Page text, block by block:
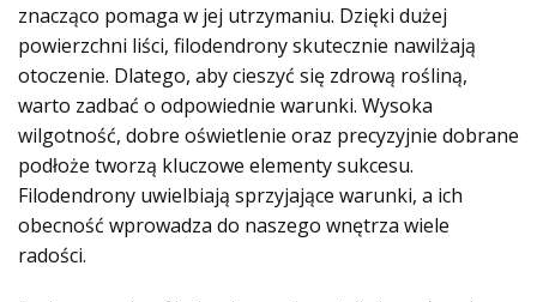
znacząco pomaga w jej utrzymaniu. Dzięki dużej
powierzchni liści, filodendrony skutecznie nawilżają
otoczenie. Dlatego, aby cieszyć się zdrową rośliną,
warto zadbać o odpowiednie warunki. Wysoka
wilgotność, dobre oświetlenie oraz precyzyjnie dobrane
podłoże tworzą kluczowe elementy sukcesu.
Filodendrony uwielbiają sprzyjające warunki, a ich
obecność wprowadza do naszego wnętrza wiele
radości.